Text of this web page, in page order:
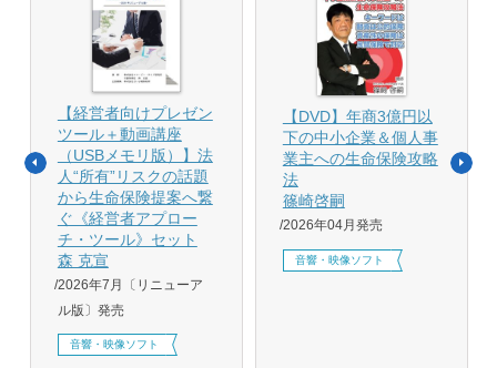
【経営者向けプレゼン
ツール＋動画講座
（USBメモリ版）】法
人“所有”リスクの話題
から生命保険提案へ繋
ぐ《経営者アプロー
チ・ツール》セット
森 克宣
2026年7月〔リニューア
ル版〕発売
音響・映像ソフト
【DVD】年商3億円以
下の中小企業＆個人事
業主への生命保険攻略
法
篠崎啓嗣
2026年04月発売
音響・映像ソフト